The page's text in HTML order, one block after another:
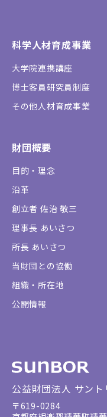
科学人材育成事業
大学院連携講座
博士客員研究員制度
その他人材育成事業
財団概要
目的・理念
沿革
創立者 佐治 敬三
理事長 あいさつ
所長 あいさつ
当財団との協働
組織・所在地
公開情報
公益財団法人 サン
〒619-0284